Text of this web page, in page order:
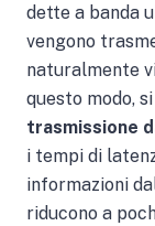
dette a banda
vengono
naturalmente
questo modo,
trasmissione
i tempi di
informazioni
riducono a